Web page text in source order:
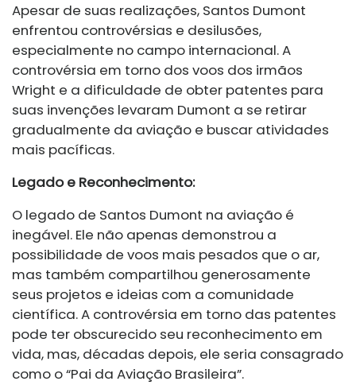
Apesar de suas realizações, Santos Dumont
enfrentou controvérsias e desilusões,
especialmente no campo internacional. A
controvérsia em torno dos voos dos irmãos
Wright e a dificuldade de obter patentes para
suas invenções levaram Dumont a se retirar
gradualmente da aviação e buscar atividades
mais pacíficas.
Legado e Reconhecimento:
O legado de Santos Dumont na aviação é
inegável. Ele não apenas demonstrou a
possibilidade de voos mais pesados que o ar,
mas também compartilhou generosamente
seus projetos e ideias com a comunidade
científica. A controvérsia em torno das patentes
pode ter obscurecido seu reconhecimento em
vida, mas, décadas depois, ele seria consagrado
como o “Pai da Aviação Brasileira”.